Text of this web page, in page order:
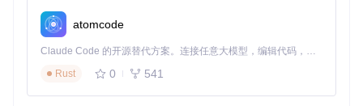
通过BiliTools导入视频链接
启用"深度解析"模式，重点标记代码示例和方法论
利用AI生成的知识图谱快速梳理逻辑结构
通过时间戳索引直接定位关键技术点进行针对性学习
效果：某高校计算机专业学生使用该方法后，技术教程学习效
atomcode
Claude Code 的开源替代方案。连接任意大模型，编辑代码，运行命令，自动验证 — 全自动执行。用 Rust 构建，极致性能。 ｜ An open-source alternative to Claude Code. Connect any LLM, edit code, run commands, and verify changes — autonomously. Built in Rust for speed. Get Started
Rust
0 541